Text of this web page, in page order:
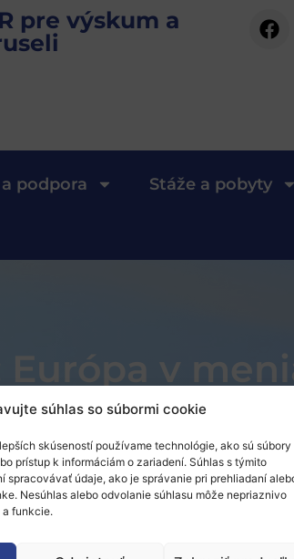
súhlas so súbormi cookie
skúseností používame technológie, ako sú súbory
prístup k informáciám o zariadení. Súhlas s týmito
spracovávať údaje, ako je správanie pri prehliadaní
Nesúhlas alebo odvolanie súhlasu môže nepriaznivo
funkcie.
pre výskum a
podpora Stáže a pobyty
Európa v
v